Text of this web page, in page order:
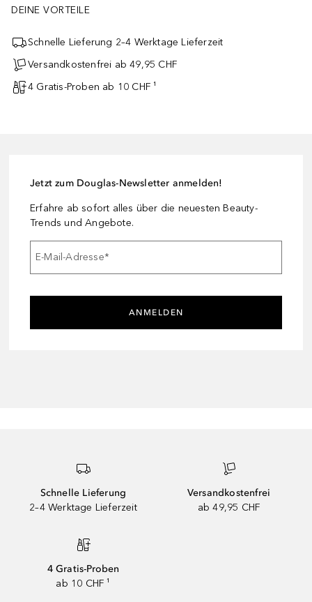
DEINE VORTEILE
Schnelle Lieferung 2–4 Werktage Lieferzeit
Versandkostenfrei ab 49,95 CHF
4 Gratis-Proben ab 10 CHF ¹
Jetzt zum Douglas-Newsletter anmelden!
Erfahre ab sofort alles über die neuesten Beauty-
Trends und Angebote.
E-Mail-Adresse*
ANMELDEN
Schnelle Lieferung
2–4 Werktage Lieferzeit
Versandkostenfrei
ab 49,95 CHF
4 Gratis-Proben
ab 10 CHF ¹